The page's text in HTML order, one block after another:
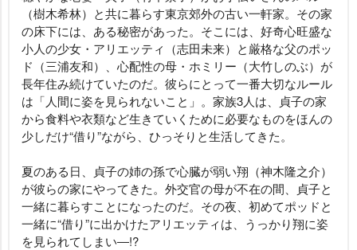
（樹木希林）と共に暮らす東京郊外の古い一軒家。その家
の床下には、ある秘密があった。そこには、好奇心旺盛な
小人の少女・アリエッティ（志田未来）と厳格な父のポッ
ド（三浦友和）、心配性の母・ホミリー（大竹しのぶ）が
長年住み続けていたのだ。彼らにとって一番大切なルール
は「人間に姿を見られないこと」。家族3人は、貞子の家
から食料や衣類など生きていくために必要なものをほんの
少しだけ“借り”ながら、ひっそりと生活してきた。
夏のある日、貞子の姉の孫で心臓が弱い翔（神木隆之介）
が彼らの家にやってきた。外交官の母が不在の間、貞子と
一緒に暮らすことになったのだ。その夜、初めてポッドと
一緒に“借り”に出かけたアリエッティは、うっかり翔に姿
を見られてしまい―!?